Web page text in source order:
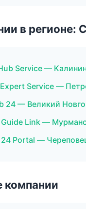
в регионе:
Service —
Service —
24 — Великий
Guide Link —
24 Portal —
компании